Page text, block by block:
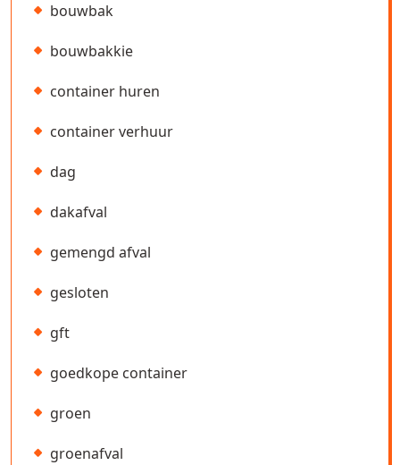
bouwbak
bouwbakkie
container huren
container verhuur
dag
dakafval
gemengd afval
gesloten
gft
goedkope container
groen
groenafval